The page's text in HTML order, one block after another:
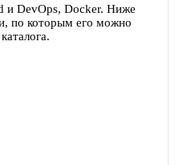
и DevOps, Docker. Ниже
по которым его можно